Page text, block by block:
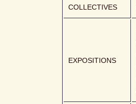
COLLECTIVES
EXPOSITIONS